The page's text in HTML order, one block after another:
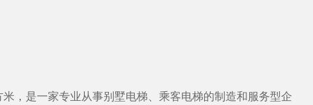
，是一家专业从事别墅电梯、乘客电梯的制造和服务型企